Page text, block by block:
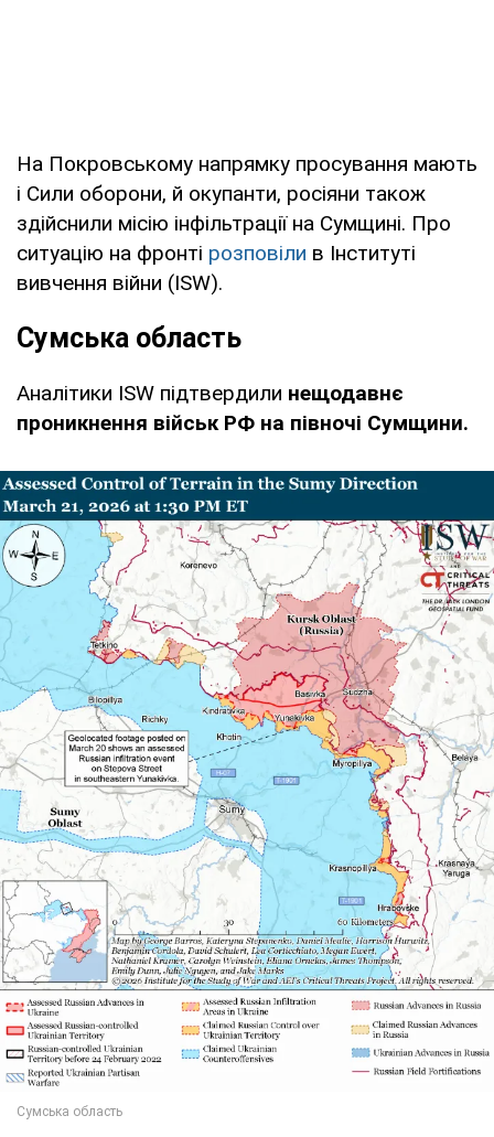
На Покровському напрямку просування мають
і Сили оборони, й окупанти, росіяни також
здійснили місію інфільтрації на Сумщині. Про
ситуацію на фронті розповіли в Інституті
вивчення війни (ISW).
Сумська область
Аналітики ISW підтвердили нещодавнє
проникнення військ РФ на півночі Сумщини.